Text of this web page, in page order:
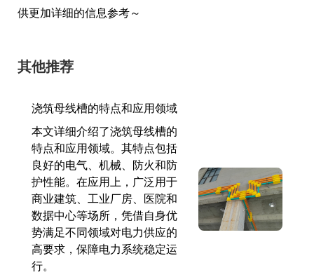
供更加详细的信息参考～
其他推荐
浇筑母线槽的特点和应用领域
本文详细介绍了浇筑母线槽的
特点和应用领域。其特点包括
良好的电气、机械、防火和防
护性能。在应用上，广泛用于
商业建筑、工业厂房、医院和
数据中心等场所，凭借自身优
势满足不同领域对电力供应的
高要求，保障电力系统稳定运
行。